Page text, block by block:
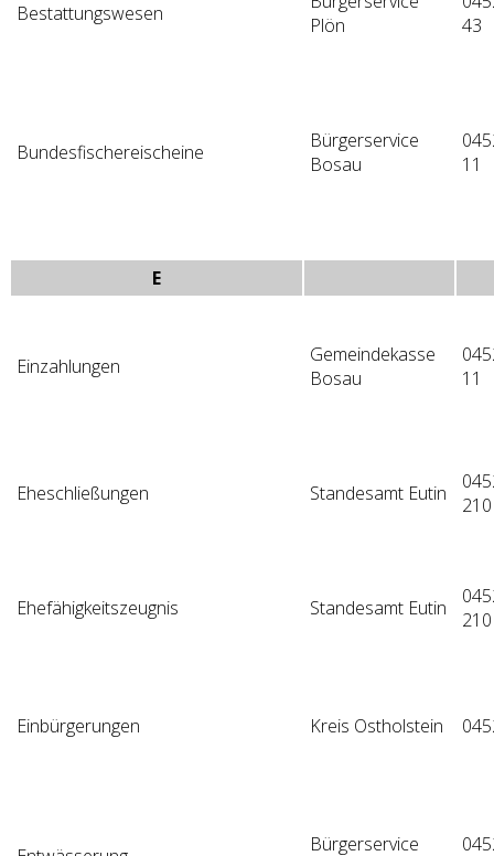
Bestattungswesen
Plön
43
Bundesfischereischeine
Bürgerservice
Bosau
11
E
Einzahlungen
Gemeindekasse
Bosau
11
Eheschließungen Standesamt Eutin
210
Ehefähigkeitszeugnis Standesamt Eutin
210
Einbürgerungen Kreis Ostholstein
Bürgerservice